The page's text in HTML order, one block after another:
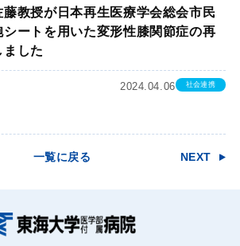
藤教授が日本再生医療学会総会市民
ートを用いた変形性膝関節症の再
ました
2024.04.06 社会連携
一覧に戻る NEXT